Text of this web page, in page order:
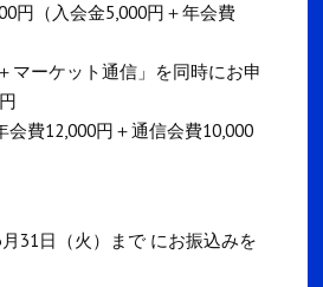
円（入会金5,000円＋年会費
マーケット通信」を同時にお申
会費12,000円＋通信会費10,000
31日（火）まで にお振込みを